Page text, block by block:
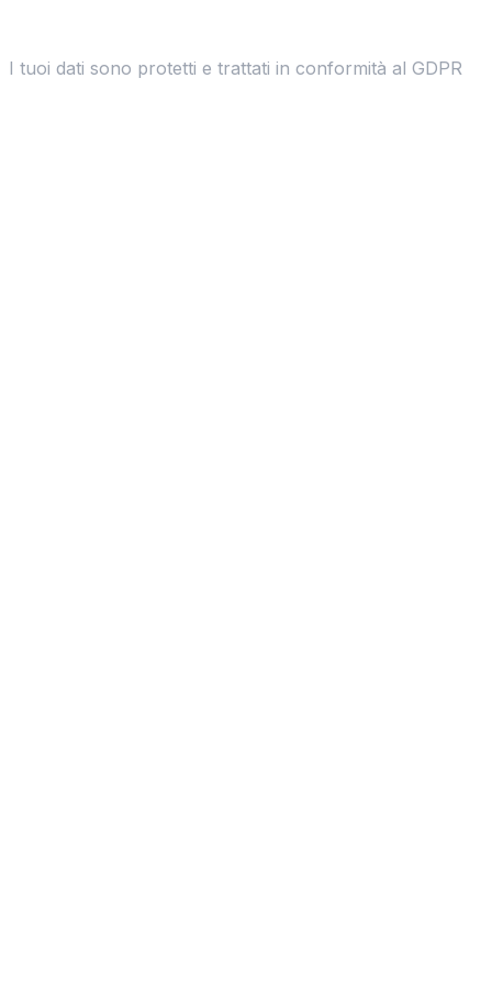
I tuoi dati sono protetti e trattati in conformità al GDPR